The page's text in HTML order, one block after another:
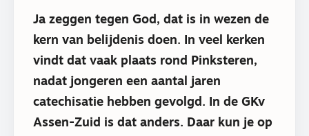
Ja zeggen tegen God, dat is in wezen de
kern van belijdenis doen. In veel kerken
vindt dat vaak plaats rond Pinksteren,
nadat jongeren een aantal jaren
catechisatie hebben gevolgd. In de GKv
Assen-Zuid is dat anders. Daar kun je op